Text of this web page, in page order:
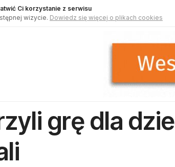
Ci korzystanie z serwisu
wizycie. Dowiedz się więcej o plikach cookies
grę dla